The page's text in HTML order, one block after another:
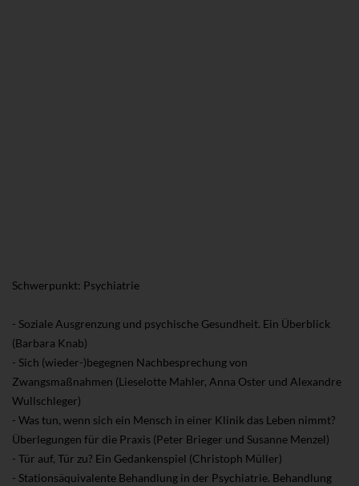
Schwerpunkt: Psychiatrie
- Soziale Ausgrenzung und psychische Gesundheit. Ein Überblick
(Barbara Knab)
- Sich (wieder-)begegnen Nachbesprechung von
Zwangsmaßnahmen (Lieselotte Mahler, Anna Oster und Alexandre
Wullschleger)
- Was tun, wenn sich ein Mensch in einer Klinik das Leben nimmt?
Überlegungen für die Praxis (Peter Brieger und Susanne Menzel)
- Tür auf, Tür zu? Ein Gedankenspiel (Christoph Müller)
- Stationsäquivalente Behandlung in der Psychiatrie. Behandlung